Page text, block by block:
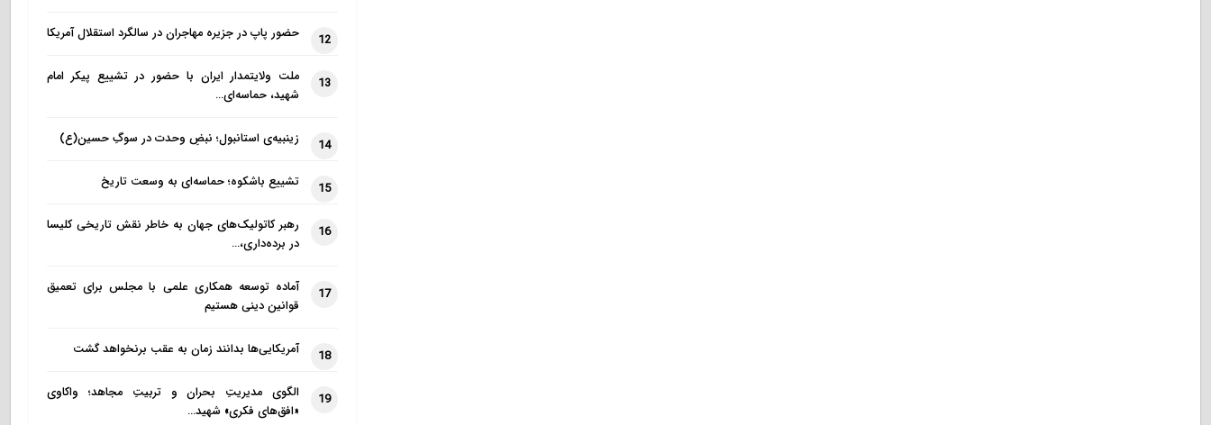
12 حضور پاپ در جزیره مهاجران در سالگرد استقلال آمریکا
13
ملت ولایتمدار ایران با حضور در تشییع پیکر امام
شهید، حماسه‌ای…
14 زینبیه‌ی استانبول؛ نبضِ وحدت در سوگِ حسین(ع)
15 تشییع باشکوه؛ حماسه‌ای به وسعت تاریخ
16
رهبر کاتولیک‌های جهان به خاطر نقش تاریخی کلیسا
در برده‌داری،…
17
آماده توسعه همکاری علمی با مجلس برای تعمیق
قوانین دینی هستیم
18 آمریکایی‌ها بدانند زمان به عقب برنخواهد گشت
19
الگوی مدیریتِ بحران و تربیتِ مجاهد؛ واکاوی
«افق‌های فکری» شهید…